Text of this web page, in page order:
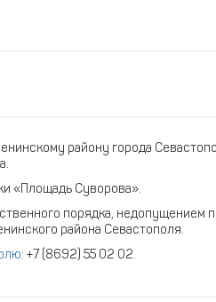
району города
«Площадь Суворова».
порядка, недопущением
района Севастополя.
: +7 (8692) 55 02 02.